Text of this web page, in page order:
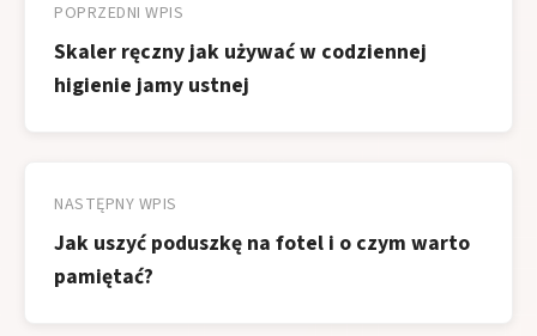
wpisu
POPRZEDNI WPIS
Skaler ręczny jak używać w codziennej
higienie jamy ustnej
NASTĘPNY WPIS
Jak uszyć poduszkę na fotel i o czym warto
pamiętać?